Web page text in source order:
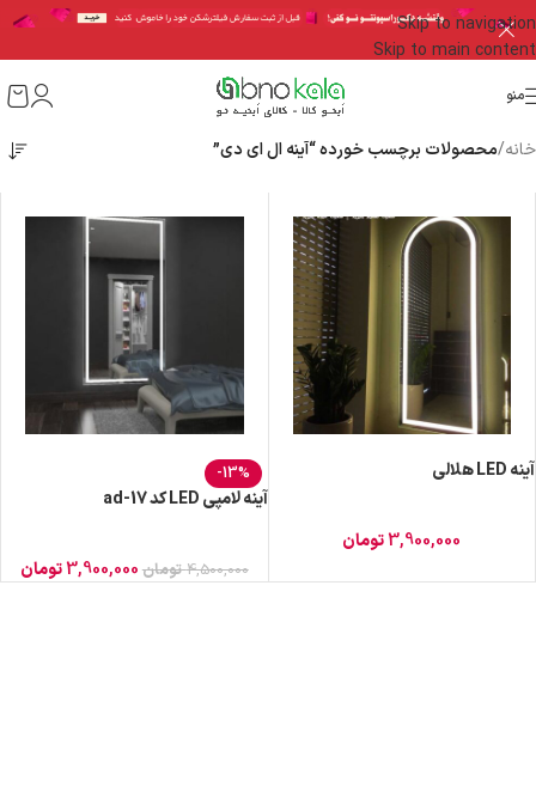
Skip to navigation
Skip to main content
منو
خانه/محصولات برچسب خورده “آینه ال ای دی”
آینه LED هلالی
3,900,000تومان
-13%
آینه لامپی LED کد ad-17
4,500,000 تومان 3,900,000تومان